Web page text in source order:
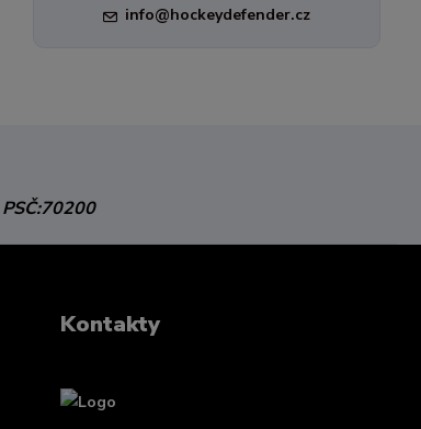
info@hockeydefender.cz
PSČ:70200
Kontakty